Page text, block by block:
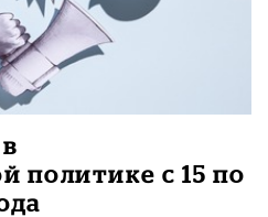
политике с 15 по